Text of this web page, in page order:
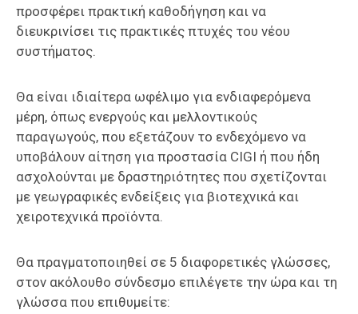
προσφέρει πρακτική καθοδήγηση και να
διευκρινίσει τις πρακτικές πτυχές του νέου
συστήματος.
Θα είναι ιδιαίτερα ωφέλιμο για ενδιαφερόμενα
μέρη, όπως ενεργούς και μελλοντικούς
παραγωγούς, που εξετάζουν το ενδεχόμενο να
υποβάλουν αίτηση για προστασία CIGI ή που ήδη
ασχολούνται με δραστηριότητες που σχετίζονται
με γεωγραφικές ενδείξεις για βιοτεχνικά και
χειροτεχνικά προϊόντα.
Θα πραγματοποιηθεί σε 5 διαφορετικές γλώσσες,
στον ακόλουθο σύνδεσμο επιλέγετε την ώρα και τη
γλώσσα που επιθυμείτε: